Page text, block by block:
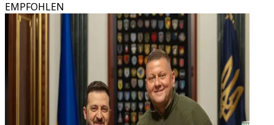
EMPFOHLEN